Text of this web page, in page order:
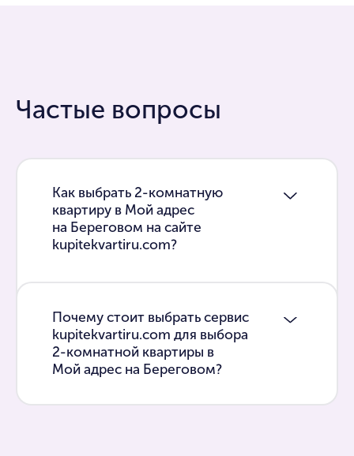
Частые вопросы
Как выбрать 2-комнатную
квартиру в Мой адрес
на Береговом на сайте
kupitekvartiru.com?
Почему стоит выбрать сервис
kupitekvartiru.com для выбора
2-комнатной квартиры в
Мой адрес на Береговом?